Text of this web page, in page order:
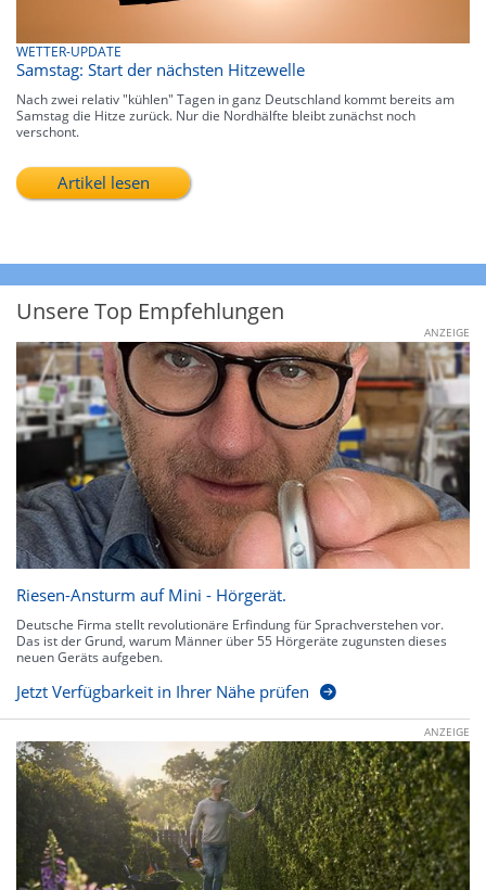
WETTER-UPDATE
Samstag: Start der nächsten Hitzewelle
Nach zwei relativ "kühlen" Tagen in ganz Deutschland kommt bereits am
Samstag die Hitze zurück. Nur die Nordhälfte bleibt zunächst noch
verschont.
Artikel lesen
Unsere Top Empfehlungen
ANZEIGE
Riesen-Ansturm auf Mini - Hörgerät.
Deutsche Firma stellt revolutionäre Erfindung für Sprachverstehen vor.
Das ist der Grund, warum Männer über 55 Hörgeräte zugunsten dieses
neuen Geräts aufgeben.
Jetzt Verfügbarkeit in Ihrer Nähe prüfen
ANZEIGE